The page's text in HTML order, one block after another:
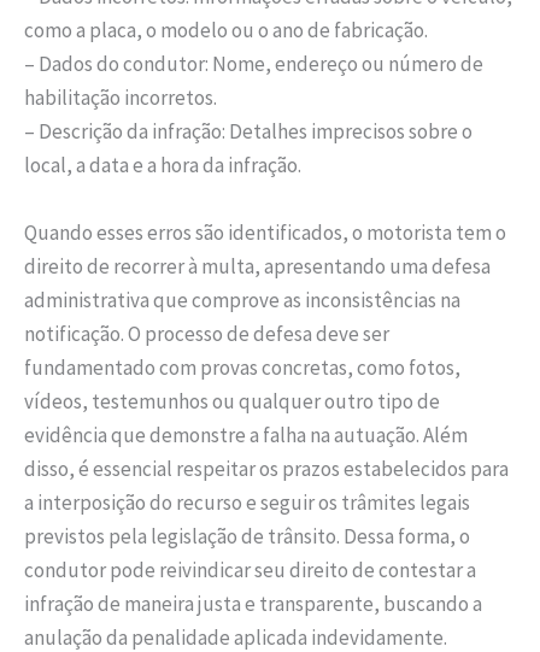
como a placa, o modelo ou o ano de fabricação.
– Dados do condutor: Nome, endereço ou número de
habilitação incorretos.
– Descrição da infração: Detalhes imprecisos sobre o
local, a data e a hora da infração.
Quando esses erros são identificados, o motorista tem o
direito de recorrer à multa, apresentando uma defesa
administrativa que comprove as inconsistências na
notificação. O processo de defesa deve ser
fundamentado com provas concretas, como fotos,
vídeos, testemunhos ou qualquer outro tipo de
evidência que demonstre a falha na autuação. Além
disso, é essencial respeitar os prazos estabelecidos para
a interposição do recurso e seguir os trâmites legais
previstos pela legislação de trânsito. Dessa forma, o
condutor pode reivindicar seu direito de contestar a
infração de maneira justa e transparente, buscando a
anulação da penalidade aplicada indevidamente.